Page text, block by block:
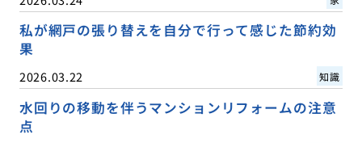
私が網戸の張り替えを自分で行って感じた節約効
果
2026.03.22 知識
水回りの移動を伴うマンションリフォームの注意
点